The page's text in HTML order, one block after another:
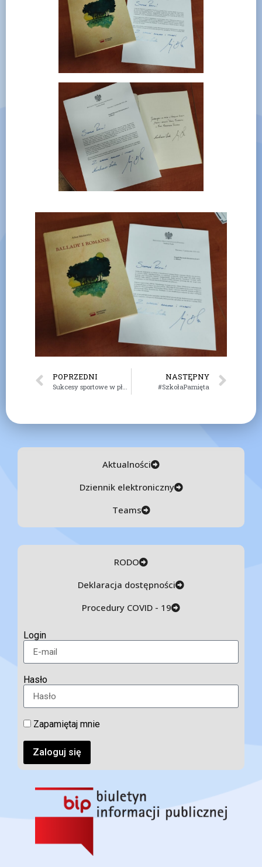
Aktualności
Dziennik elektroniczny
Teams
RODO
Deklaracja dostępności
Procedury COVID - 19
Login
Hasło
Zapamiętaj mnie
Zaloguj się
POPRZEDNI
Sukcesy sportowe w pływaniu
NASTĘPNY
#SzkołaPamięta